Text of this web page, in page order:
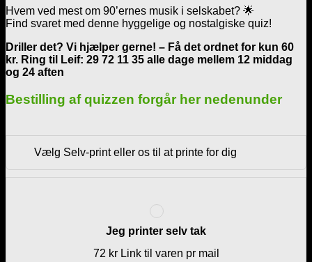
Hvem ved mest om 90’ernes musik i selskabet? 🌟
Find svaret med denne hyggelige og nostalgiske quiz!
Driller det? Vi hjælper gerne! – Få det ordnet for kun 60
kr. Ring til Leif: 29 72 11 35 alle dage mellem 12 middag
og 24 aften
Bestilling af quizzen forgår her nedenunder
Vælg Selv-print eller os til at printe for dig
Jeg printer selv tak
72 kr Link til varen pr mail